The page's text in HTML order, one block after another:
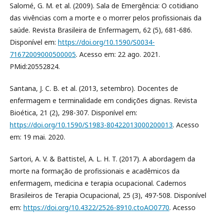
Salomé, G. M. et al. (2009). Sala de Emergência: O cotidiano
das vivências com a morte e o morrer pelos profissionais da
saúde. Revista Brasileira de Enfermagem, 62 (5), 681-686.
Disponível em: https://doi.org/10.1590/S0034-
71672009000500005. Acesso em: 22 ago. 2021.
PMid:20552824.
Santana, J. C. B. et al. (2013, setembro). Docentes de
enfermagem e terminalidade em condições dignas. Revista
Bioética, 21 (2), 298-307. Disponível em:
https://doi.org/10.1590/S1983-80422013000200013. Acesso
em: 19 mai. 2020.
Sartori, A. V. & Battistel, A. L. H. T. (2017). A abordagem da
morte na formação de profissionais e acadêmicos da
enfermagem, medicina e terapia ocupacional. Cadernos
Brasileiros de Terapia Ocupacional, 25 (3), 497-508. Disponível
em: https://doi.org/10.4322/2526-8910.ctoAO0770. Acesso